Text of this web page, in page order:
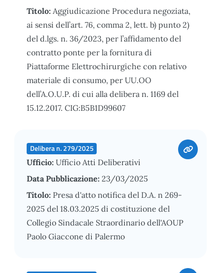
Titolo: Aggiudicazione Procedura negoziata,
ai sensi dell’art. 76, comma 2, lett. b) punto 2)
del d.lgs. n. 36/2023, per l’affidamento del
contratto ponte per la fornitura di
Piattaforme Elettrochirurgiche con relativo
materiale di consumo, per UU.OO
dell’A.O.U.P. di cui alla delibera n. 1169 del
15.12.2017. CIG:B5B1D99607
Delibera n. 279/2025
Ufficio: Ufficio Atti Deliberativi
Data Pubblicazione: 23/03/2025
Titolo: Presa d'atto notifica del D.A. n 269-
2025 del 18.03.2025 di costituzione del
Collegio Sindacale Straordinario dell'AOUP
Paolo Giaccone di Palermo